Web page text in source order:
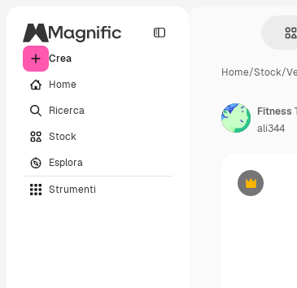
Crea
Home
Ricerca
Stock
Esplora
Strumenti
Home/Stock/
Premium
ali344